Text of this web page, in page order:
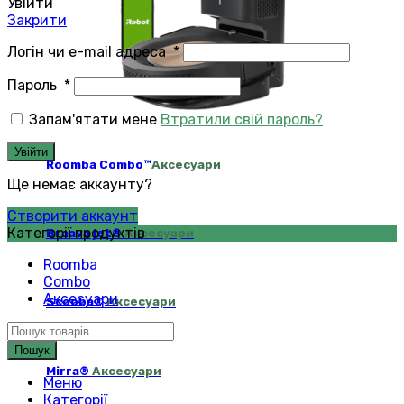
Roomba Combo™Аксесуари
Braava jet®Аксесуари
Scooba®Аксесуари
Mirra® Аксесуари
Закрити
Логін чи e-mail адреса*
Пароль *
Запам'ятати мене Втратили свій пароль?
Увійти
Ще немає аккаунту?
Створити аккаунт
Категорії продуктів
Roomba
Combo
Аксесуари
Пошук
Меню
Категорії